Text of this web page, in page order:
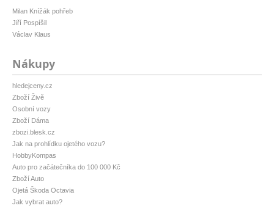
Milan Knížák pohřeb
Jiří Pospíšil
Václav Klaus
Nákupy
hledejceny.cz
Zboží Živě
Osobní vozy
Zboží Dáma
zbozi.blesk.cz
Jak na prohlídku ojetého vozu?
HobbyKompas
Auto pro začátečníka do 100 000 Kč
Zboží Auto
Ojetá Škoda Octavia
Jak vybrat auto?